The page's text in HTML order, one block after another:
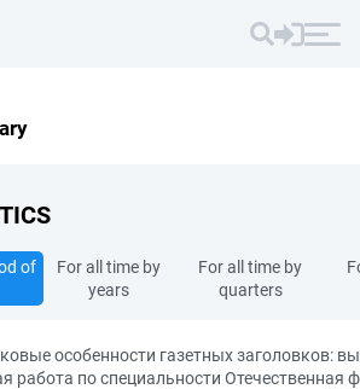
of
For all time by
years
For all time by
quarters
особенности газетных заголовков:
работа по специальности Отечественная